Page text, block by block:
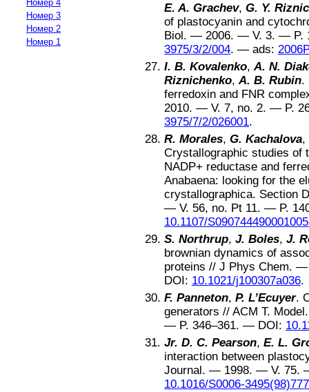
Номер 4
Номер 3
Номер 2
Номер 1
E. A. Grachev, G. Y.
of plastocyanin and
Biol . — 2006. — V. 3. — P.
3975/3/2/004. — ads:
I. B. Kovalenko,A. N.
Riznichenko,A. B. Rubin.
ferredoxin and FNR
2010. — V. 7, no. 2. — P.
3975/7/2/026001.
R. Morales, G. Kachalova,
Crystallographic studies of
NADP+ reductase and
Anabaena: looking for the
crystallographica. Section
— V. 56, no. Pt 11. — P.
10.1107/
S. Northrup, J. Boles, J.
brownian dynamics of
proteins // J Phys Chem.
DOI: 10.1021/j100307a036.
F. Panneton, P. L’Ecuyer.
generators // ACM T.
— P. 346–361. — DOI:
Jr. D. C. Pearson, E. L.
interaction between
Journal . — 1998. — V. 75.
10.1016/S0006-